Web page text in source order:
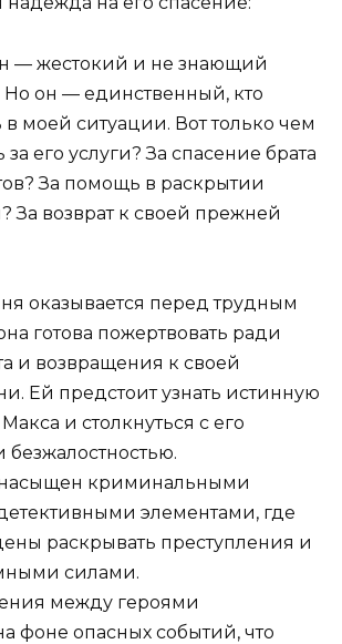
— жестокий и не знающий
Но он — единственный, кто
моей ситуации. Вот только чем
за его услуги? За спасение брата
За помощь в раскрытии
За возврат к своей прежней
оказывается перед трудным
готова пожертвовать ради
и возвращения к своей
Ей предстоит узнать истинную
и столкнуться с его
безжалостностью.
криминальными
элементами, где
раскрывать преступления и
силами.
между героями
фоне опасных событий, что